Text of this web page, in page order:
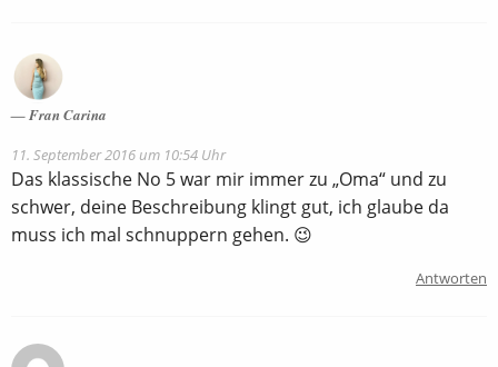
Fran Carina
11. September 2016 um 10:54 Uhr
Das klassische No 5 war mir immer zu „Oma“ und zu
schwer, deine Beschreibung klingt gut, ich glaube da
muss ich mal schnuppern gehen. 😉
Antworten